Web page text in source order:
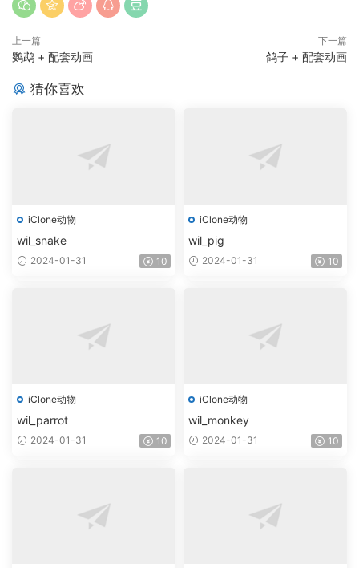
上一篇
鹦鹉 + 配套动画
下一篇
鸽子 + 配套动画
猜你喜欢
iClone动物
wil_snake
2024-01-31 10
iClone动物
wil_pig
2024-01-31 10
iClone动物
wil_parrot
2024-01-31 10
iClone动物
wil_monkey
2024-01-31 10